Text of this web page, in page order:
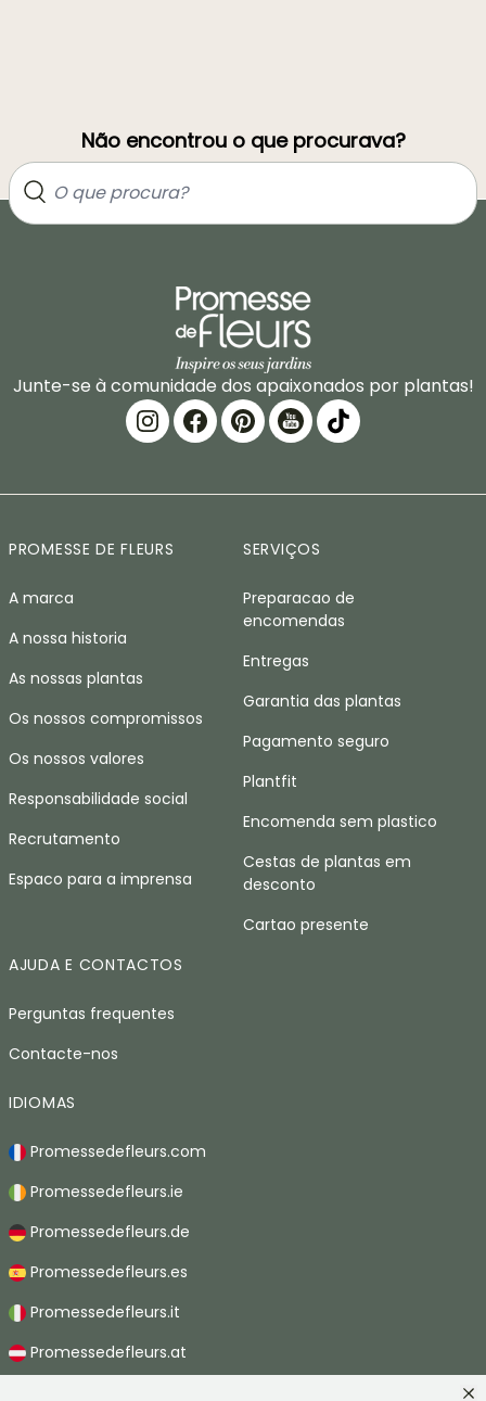
Não encontrou o que procurava?
Junte-se à comunidade dos apaixonados por plantas!
PROMESSE DE FLEURS
A marca
A nossa historia
As nossas plantas
Os nossos compromissos
Os nossos valores
Responsabilidade social
Recrutamento
Espaco para a imprensa
SERVIÇOS
Preparacao de
encomendas
Entregas
Garantia das plantas
Pagamento seguro
Plantfit
Encomenda sem plastico
Cestas de plantas em
desconto
Cartao presente
AJUDA E CONTACTOS
Perguntas frequentes
Contacte-nos
IDIOMAS
Promessedefleurs.com
Promessedefleurs.ie
Promessedefleurs.de
Promessedefleurs.es
Promessedefleurs.it
Promessedefleurs.at